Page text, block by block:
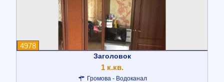
4978
Заголовок
1 к.кв.
Громова - Водоканал